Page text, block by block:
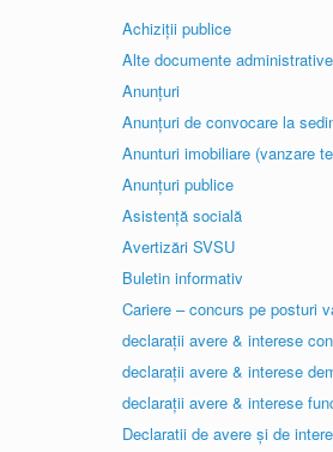
Achiziții publice
Alte documente administrative
Anunțuri
Anunțuri de convocare la
Anunturi imobiliare (vanzare
Anunțuri publice
Asistență socială
Avertizări SVSU
Buletin informativ
Cariere – concurs pe posturi
declarații avere & interese
declarații avere & interese
declarații avere & interese
Declaratii de avere și de